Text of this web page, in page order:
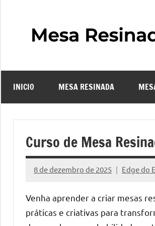
INICIO MESA RESINADA
Curso de Mesa
8 de dezembro de 2025 Edge do
Nenhum
Venha aprender a criar mesas
práticas e criativas para